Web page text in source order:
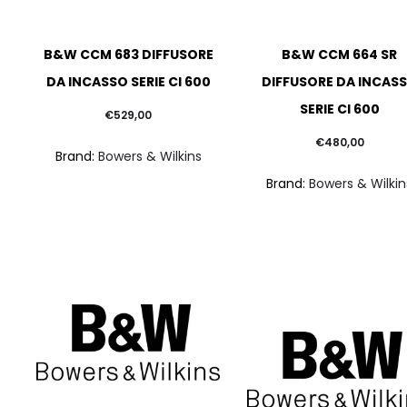
B&W CCM 683 DIFFUSORE
DA INCASSO SERIE CI 600
€529,00
Brand: Bowers & Wilkins
B&W CCM 664 SR
DIFFUSORE DA
SERIE CI 600
€480,00
Brand:Bowers &